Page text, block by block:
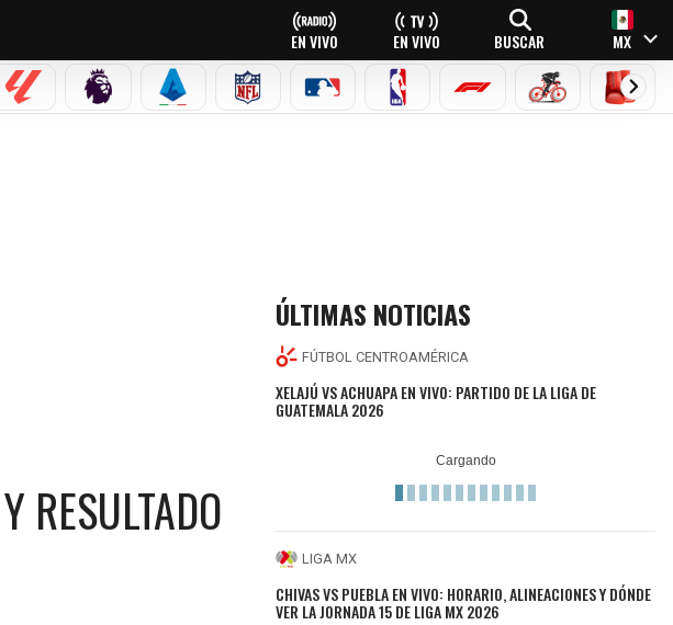
EN VIVO EN VIVO BUSCAR MX
LEAGUE
LALIGA PREMIER LEAGUE
SERIE A NFL MLB NBA FÓRMULA 1CICLISMOBOXEO
RESULTADO
ÚLTIMAS NOTICIAS
FÚTBOL CENTROAMÉRICA
XELAJÚ VS ACHUAPA EN VIVO: PARTIDO DE LA LIGA DE
GUATEMALA 2026
LIGA MX
CHIVAS VS PUEBLA EN VIVO: HORARIO, ALINEACIONES Y DÓNDE
VER LA JORNADA 15 DE LIGA MX 2026